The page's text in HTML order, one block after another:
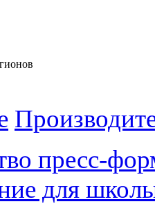
пресс-
для